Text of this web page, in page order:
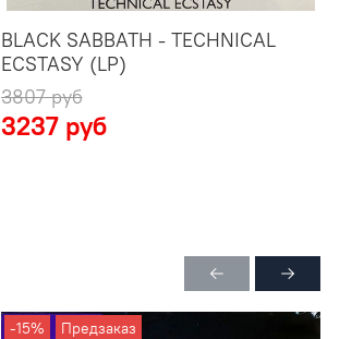
BLACK SABBATH - TECHNICAL
ECSTASY (LP)
3807 руб
3237 руб
-15% Предзаказ